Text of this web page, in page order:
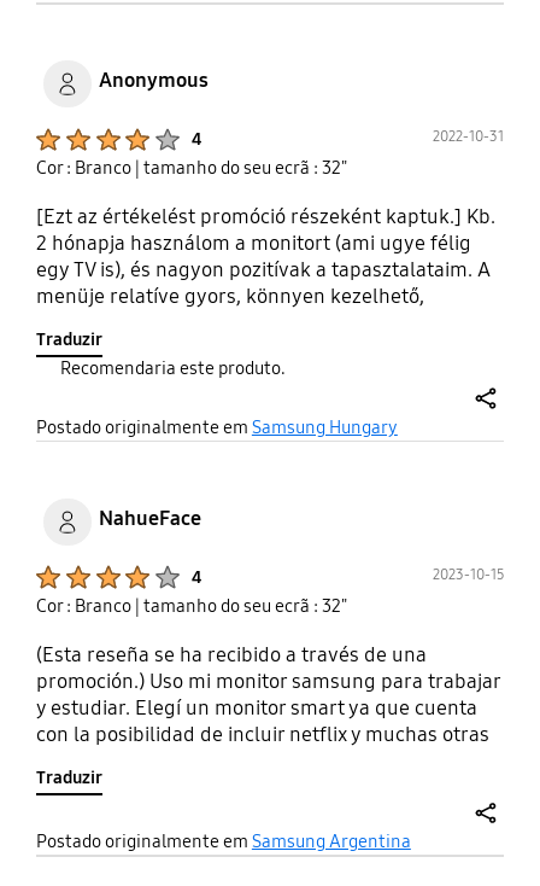
características que más utilizo es la posibilidad de
dividir la pantalla, lo que me permite trabajar y, al
mismo tiempo, ver contenido de entretenimiento.
Es un monitor excelente para quienes trabajan
desde casa y buscan combinar trabajo y ocio en un
solo dispositivo.
Anonymous
4 2022-10-31
Cor : Branco | tamanho do seu ecrã : 32"
[Ezt az értékelést promóció részeként kaptuk.] Kb.
2 hónapja használom a monitort (ami ugye félig
egy TV is), és nagyon pozitívak a tapasztalataim. A
menüje relatíve gyors, könnyen kezelhető,
eszközökhöz, szinte tökéletes. Az egyetlen
problémám vele, hogy csak 60Hz-es, igazán
tehettek volna bele egy 75Hz-es panelt, de ennyi.
Játékra nem tudom ajánlani, mert nagyon erősen
de ez feltehetően azért van, mert nincs még egy
ilyen monitor.
Traduzir
Recomendaria este produto.
Postado originalmente em Samsung Hungary
NahueFace
4 2023-10-15
Cor : Branco | tamanho do seu ecrã : 32"
(Esta reseña se ha recibido a través de una
promoción.) Uso mi monitor samsung para trabajar
y estudiar. Elegí un monitor smart ya que cuenta
con la posibilidad de incluir netflix y muchas otras
Por otro lado, el ecosistema de Samsung es ideal
para la productividad ya que esta todo conectado y
de manera muy práctica. Por otro lado, el monitor
Traduzir
Postado originalmente em Samsung Argentina